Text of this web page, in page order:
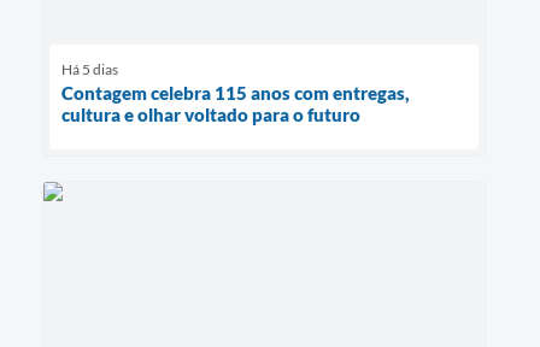
Há 5 dias
Contagem celebra 115 anos com entregas,
cultura e olhar voltado para o futuro